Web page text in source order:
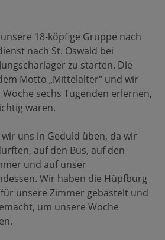
18-köpfige Gruppe nach
nach St. Oswald bei
zu starten. Die
Motto „Mittelalter" und wir
sechs Tugenden erlernen,
waren.
uns in Geduld üben, da wir
auf den Bus, auf den
und auf unser
Wir haben die Hüpfburg
unsere Zimmer gebastelt und
um unsere Woche